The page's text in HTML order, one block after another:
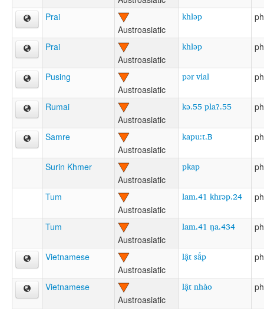
Prai
Austroasiatic
khləp
Prai
Austroasiatic
khləp
Pusing
Austroasiatic
pər vial
Rumai
Austroasiatic
kə.55 plaʔ.55
Samre
Austroasiatic
kapu:t.B
Surin Khmer
Austroasiatic
pkap
Tum
Austroasiatic
lam.41 khrəp.24
Tum
Austroasiatic
lam.41 ŋa.434
Vietnamese
Austroasiatic
lật sấp
Vietnamese
Austroasiatic
lật nhào